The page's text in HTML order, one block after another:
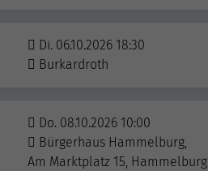
Di. 06.10.2026 18:30
Burkardroth
Do. 08.10.2026 10:00
Bürgerhaus Hammelburg,
Am Marktplatz 15, Hammelburg